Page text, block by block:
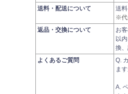
送料・配送について
送
※代
返品・交換について
お
以
換
よくあるご質問
Q.
ま
A.